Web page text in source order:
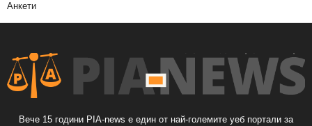
Анкети
Вече 15 години PIA-news е един от най-големите уеб портали за